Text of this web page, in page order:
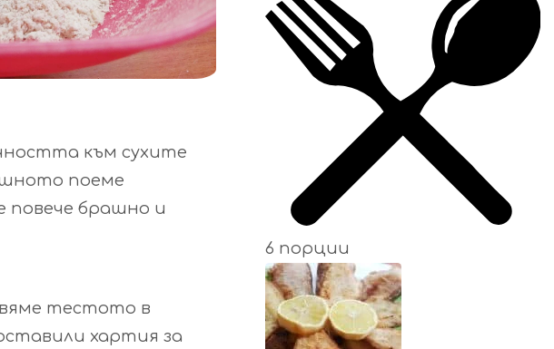
към сухите
поеме
повече брашно и
тестото в
хартия за
6 порции